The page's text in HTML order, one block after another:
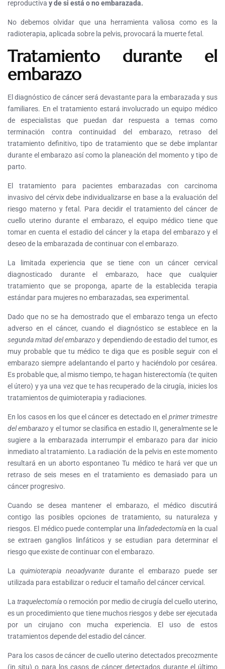
reproductiva y de si está o no embarazada.
No debemos olvidar que una herramienta valiosa como es la
radioterapia, aplicada sobre la pelvis, provocará la muerte fetal.
Tratamiento durante el
embarazo
El diagnóstico de cáncer será devastante para la embarazada y sus
familiares. En el tratamiento estará involucrado un equipo médico
de especialistas que puedan dar respuesta a temas como
terminación contra continuidad del embarazo, retraso del
tratamiento definitivo, tipo de tratamiento que se debe implantar
durante el embarazo así como la planeación del momento y tipo de
parto.
El tratamiento para pacientes embarazadas con carcinoma
invasivo del cérvix debe individualizarse en base a la evaluación del
riesgo materno y fetal. Para decidir el tratamiento del cáncer de
cuello uterino durante el embarazo, el equipo médico tiene que
tomar en cuenta el estadio del cáncer y la etapa del embarazo y el
deseo de la embarazada de continuar con el embarazo.
La limitada experiencia que se tiene con un cáncer cervical
diagnosticado durante el embarazo, hace que cualquier
tratamiento que se proponga, aparte de la establecida terapia
estándar para mujeres no embarazadas, sea experimental.
Dado que no se ha demostrado que el embarazo tenga un efecto
adverso en el cáncer, cuando el diagnóstico se establece en la
segunda mitad del embarazo y dependiendo de estadio del tumor, es
muy probable que tu médico te diga que es posible seguir con el
embarazo siempre adelantando el parto y haciéndolo por cesárea.
Es probable que, al mismo tiempo, te hagan histerectomía (te quiten
el útero) y ya una vez que te has recuperado de la cirugía, inicies los
tratamientos de quimioterapia y radiaciones.
En los casos en los que el cáncer es detectado en el primer trimestre
del embarazoy el tumor se clasifica en estadio II, generalmente se le
sugiere a la embarazada interrumpir el embarazo para dar inicio
inmediato al tratamiento. La radiación de la pelvis en este momento
resultará en un aborto espontaneo Tu médico te hará ver que un
retraso de seis meses en el tratamiento es demasiado para un
cáncer progresivo.
Cuando se desea mantener el embarazo, el médico discutirá
contigo las posibles opciones de tratamiento, su naturaleza y
riesgos. El médico puede contemplar una linfadedectomíaen la cual
se extraen ganglios linfáticos y se estudian para determinar el
riesgo que existe de continuar con el embarazo.
Laquimioterapia neoadyvante durante el embarazo puede ser
utilizada para estabilizar o reducir el tamaño del cáncer cervical.
La traquelectomíao remoción por medio de cirugía del cuello uterino,
es un procedimiento que tiene muchos riesgos y debe ser ejecutada
por un cirujano con mucha experiencia. El uso de estos
tratamientos depende del estadio del cáncer.
Para los casos de cáncer de cuello uterino detectados precozmente
(in situ) o para los casos de cáncer detectados durante el último